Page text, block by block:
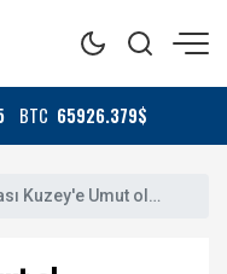
BTC 65926.379$
Kuzey'e Umut ol…